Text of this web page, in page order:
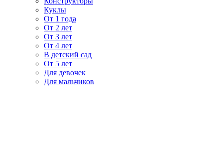
Куклы
От 1 года
От 2 лет
От 3 лет
От 4 лет
В детский сад
От 5 лет
Для девочек
Для мальчиков